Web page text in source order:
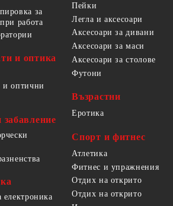
за
работа
и оптика
и оптични
забавление
електроника
Пейки
Легла и аксесоари
Аксесоари за дивани
Аксесоари за маси
Аксесоари за столове
Футони
Възрастни
Еротика
Спорт и фитнес
Атлетика
Фитнес и упражнения
Отдих на открито
Отдих на открито